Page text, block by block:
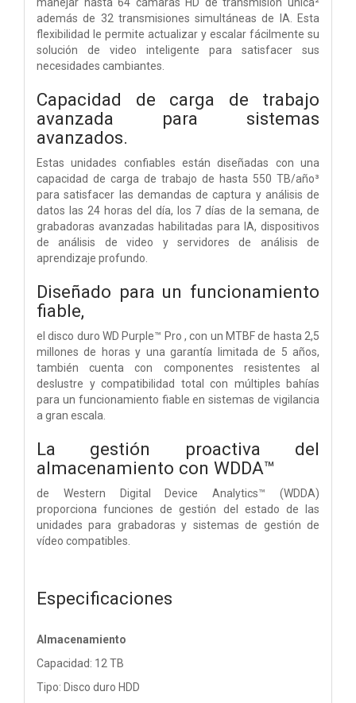
además de 32 transmisiones simultáneas de IA. Esta
flexibilidad le permite actualizar y escalar fácilmente su
solución de video inteligente para satisfacer sus
necesidades cambiantes.
Capacidad de carga de trabajo
avanzada para sistemas
avanzados.
Estas unidades confiables están diseñadas con una
capacidad de carga de trabajo de hasta 550 TB/año³
para satisfacer las demandas de captura y análisis de
datos las 24 horas del día, los 7 días de la semana, de
grabadoras avanzadas habilitadas para IA, dispositivos
de análisis de video y servidores de análisis de
aprendizaje profundo.
Diseñado para un funcionamiento
fiable,
el disco duro WD Purple™ Pro , con un MTBF de hasta 2,5
millones de horas y una garantía limitada de 5 años,
también cuenta con componentes resistentes al
deslustre y compatibilidad total con múltiples bahías
para un funcionamiento fiable en sistemas de vigilancia
a gran escala.
La gestión proactiva del
almacenamiento con WDDA™
de Western Digital Device Analytics™ (WDDA)
proporciona funciones de gestión del estado de las
unidades para grabadoras y sistemas de gestión de
vídeo compatibles.
Especificaciones
Almacenamiento
Capacidad: 12 TB
Tipo: Disco duro HDD